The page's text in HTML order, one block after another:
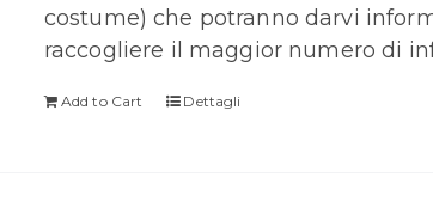
costume) che potranno darvi
raccogliere il maggior numero di
Add to Cart Dettagli